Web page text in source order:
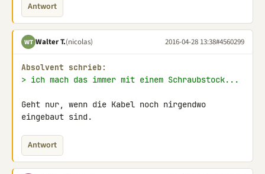
Antwort
WT Walter T.(nicolas) 2016-04-28 13:38#4560299
Absolvent schrieb:
> ich mach das immer mit einem Schraubstock...
Geht nur, wenn die Kabel noch nirgendwo
eingebaut sind.
Antwort